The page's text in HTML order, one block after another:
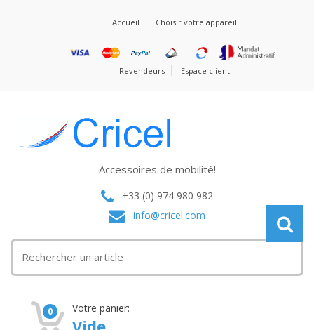
Accueil Choisir votre appareil
Revendeurs Espace client
Accessoires de mobilité!
+33 (0) 974 980 982
info@cricel.com
0 Votre panier:
Vide